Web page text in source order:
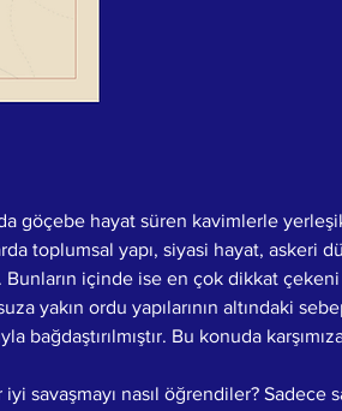
göçebe hayat süren kavimlerle
toplumsal yapı, siyasi hayat, askeri
içinde ise en çok dikkat
yakın ordu yapılarının altındaki
bağdaştırılmıştır. Bu konuda
savaşmayı nasıl öğrendiler? Sadece